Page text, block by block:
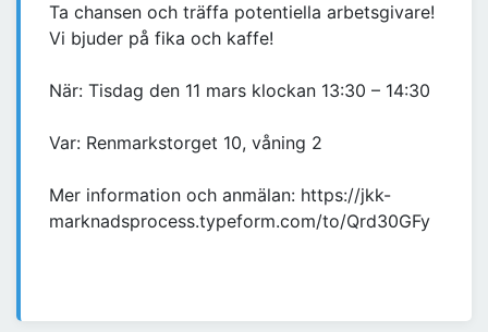
Ta chansen och träffa potentiella arbetsgivare!
Vi bjuder på fika och kaffe!
När: Tisdag den 11 mars klockan 13:30 – 14:30
Var: Renmarkstorget 10, våning 2
Mer information och anmälan: https://jkk-
marknadsprocess.typeform.com/to/Qrd30GFy